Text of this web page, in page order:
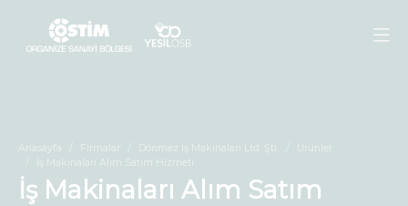
Anasayfa Firmalar Dönmez İş Makinaları Ltd. Şti.
Ürünler
İş Makinaları Alım Satım Hizmeti
İş Makinaları Alım Satım